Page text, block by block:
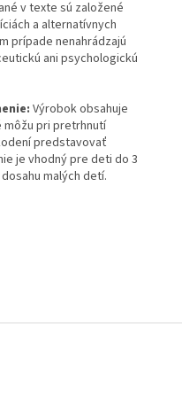
v texte sú založené
a alternatívnych
prípade nenahrádzajú
ani psychologickú
Výrobok obsahuje
môžu pri pretrhnutí
predstavovať
je vhodný pre deti do 3
malých detí.